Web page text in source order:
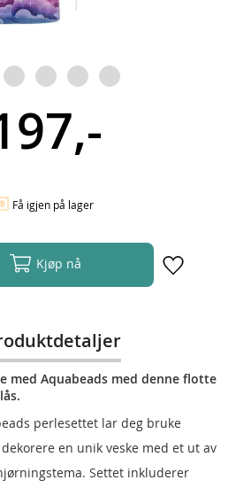
Få igjen på lager
Kjøp nå
med Aquabeads med denne flotte
perlesettet lar deg bruke
en unik veske med et ut av
Settet inkluderer